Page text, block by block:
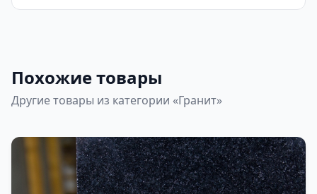
Похожие товары
Другие товары из категории «Гранит»